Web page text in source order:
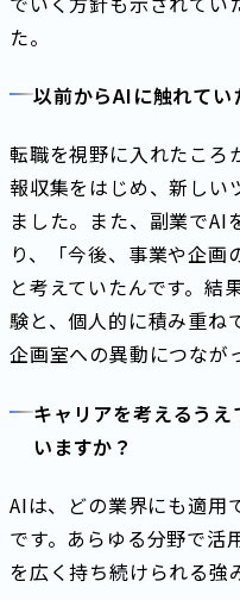
た。
以前からAIに触れてい
転職を視野に入れたころ
報収集をはじめ、新しい
ました。また、副業でAI
り、「今後、事業や企画
と考えていたんです。結
験と、個人的に積み重ね
企画室への異動につなが
キャリアを考えるう
いますか？
AIは、どの業界にも適用
です。あらゆる分野で活
を広く持ち続けられる強